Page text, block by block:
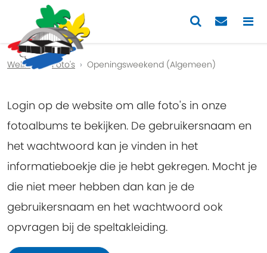
Previous
Welkom Foto's Openingsweekend (Algemeen)
Login op de website om alle foto's in onze
fotoalbums te bekijken. De gebruikersnaam en
het wachtwoord kan je vinden in het
informatieboekje die je hebt gekregen. Mocht je
die niet meer hebben dan kan je de
gebruikersnaam en het wachtwoord ook
opvragen bij de speltakleiding.